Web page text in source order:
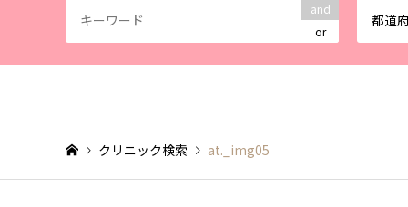
and
or
都道
クリニック検索 at._img05